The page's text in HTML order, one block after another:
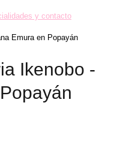
y contacto
Emura en Popayán
Ikenobo -